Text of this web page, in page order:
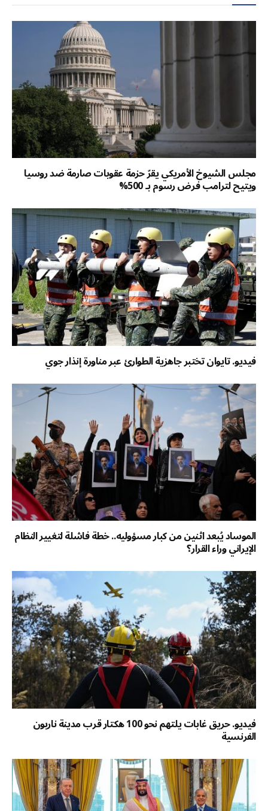
مجلس الشيوخ الأمريكي يقرّ حزمة عقوبات صارمة ضد روسيا
ويتيح لترامب فرض رسوم بـ 500%
فيديو. تايوان تختبر جاهزية الطوارئ عبر مناورة إنذار جوي
الموساد يُبعد اثنين من كبار مسؤوليه.. خطة فاشلة لتغيير النظام
الإيراني وراء القرار؟
فيديو. حريق غابات يلتهم نحو 100 هكتار قرب مدينة ناربون
الفرنسية